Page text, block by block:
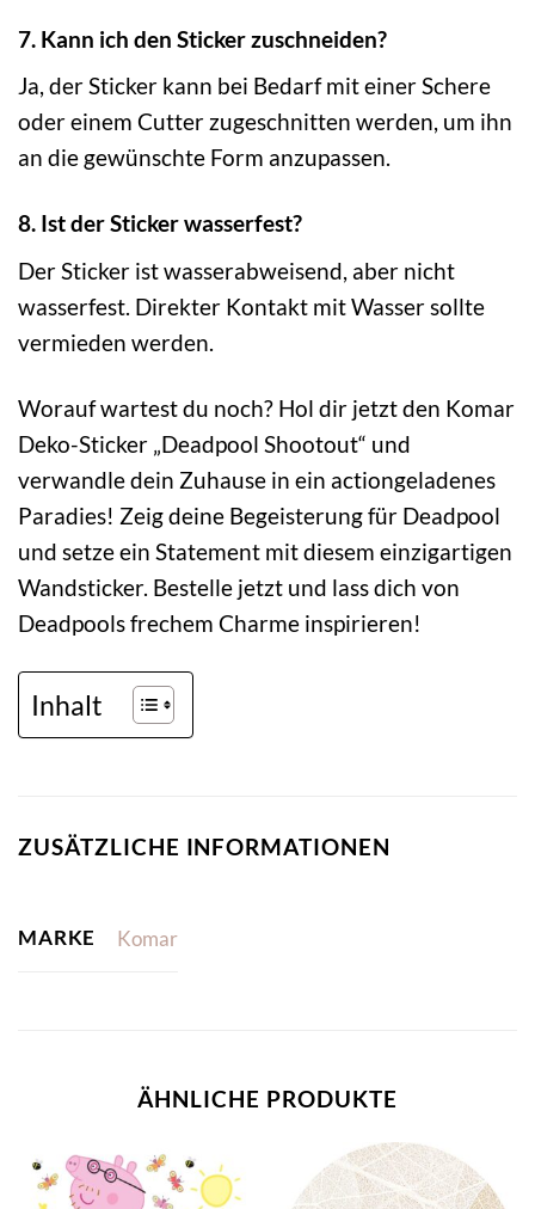
7. Kann ich den Sticker zuschneiden?
Ja, der Sticker kann bei Bedarf mit einer Schere
oder einem Cutter zugeschnitten werden, um ihn
an die gewünschte Form anzupassen.
8. Ist der Sticker wasserfest?
Der Sticker ist wasserabweisend, aber nicht
wasserfest. Direkter Kontakt mit Wasser sollte
vermieden werden.
Worauf wartest du noch? Hol dir jetzt den Komar
Deko-Sticker „Deadpool Shootout“ und
verwandle dein Zuhause in ein actiongeladenes
Paradies! Zeig deine Begeisterung für Deadpool
und setze ein Statement mit diesem einzigartigen
Wandsticker. Bestelle jetzt und lass dich von
Deadpools frechem Charme inspirieren!
Inhalt
ZUSÄTZLICHE INFORMATIONEN
MARKE Komar
ÄHNLICHE PRODUKTE